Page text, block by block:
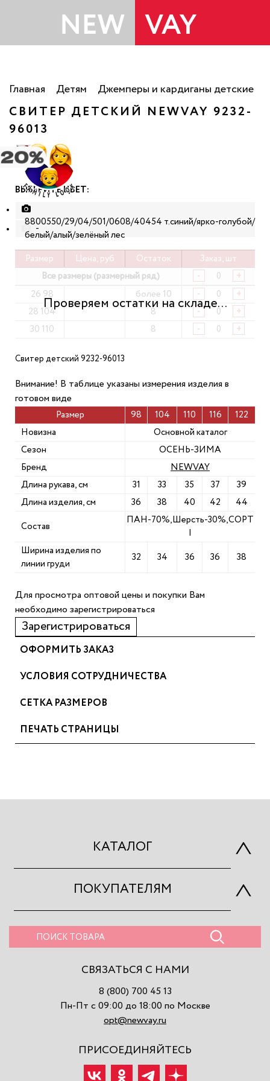
Главная Детям Джемперы и кардиганы детские
СВИТЕР ДЕТСКИЙ NEWVAY 9232-
96013
Для просмотра оптовой цены и покупки Вам
необходимо зарегистрироваться
Зарегистрироваться
ВЫБЕРИТЕ ЦВЕТ:
8800550/29/04/501/0608/40454 т.синий/ярко-голубой/
белый/алый/зелёный лес
-
Размер Цена, руб Остаток
Заказ, шт
Все размеры (размерный ряд)
- +
26 98 более 10 - +
28 104 8 - +
30 110 8 - +
Свитер детский 9232-96013
Внимание! В таблице указаны измерения изделия в
готовом виде
Размер 98 104 110 116
122
Новизна
Основной каталог
Сезон
ОСЕНЬ-ЗИМА
Бренд
NEWVAY
Длина рукава, см
31 33 35 37
39
Длина изделия, см
36 38 40 42 44
Состав
ПАН-70%,Шерсть-30%,СОРТ
Ширина изделия по
линии груди
32 34 36 36 38
ОФОРМИТЬ ЗАКАЗ
УСЛОВИЯ СОТРУДНИЧЕСТВА
СЕТКА РАЗМЕРОВ
ПЕЧАТЬ СТРАНИЦЫ
КАТАЛОГ
ПОКУПАТЕЛЯМ
СВЯЗАТЬСЯ С НАМИ
8 (800) 700 45 13
Пн-Пт с 09:00 до 18:00 по Москве
opt@newvay.ru
ПРИСОЕДИНЯЙТЕСЬ